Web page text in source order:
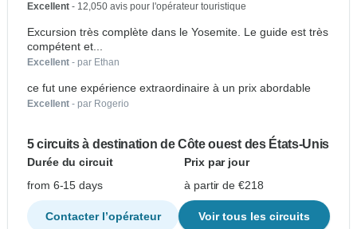
Excellent - 12,050 avis pour l'opérateur touristique
Excursion très complète dans le Yosemite. Le guide est très
compétent et...
Excellent - par Ethan
ce fut une expérience extraordinaire à un prix abordable
Excellent - par Rogerio
5 circuits à destination de Côte ouest des États-Unis
Durée du circuit
Prix par jour
from 6-15 days
à partir de €218
Contacter l’opérateur Voir tous les circuits